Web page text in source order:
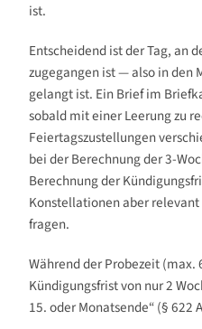
ist.
Entscheidend ist der Tag, an
zugegangen ist — also in den
gelangt ist. Ein Brief im
sobald mit einer Leerung zu
Feiertagszustellungen
bei der Berechnung der 3-
Berechnung der
Konstellationen aber
fragen.
Während der Probezeit
Kündigungsfrist von nur 2
15. oder Monatsende“ (§ 622